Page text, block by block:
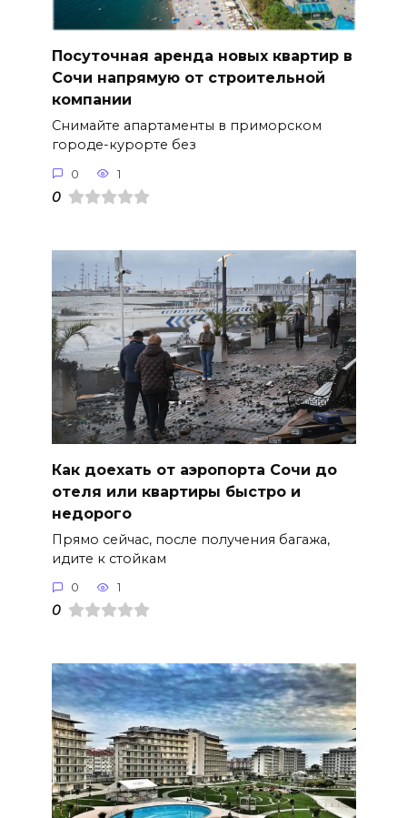
Посуточная аренда новых квартир в
Сочи напрямую от строительной
компании
Снимайте апартаменты в приморском
городе-курорте без
0 1
0
Как доехать от аэропорта Сочи до
отеля или квартиры быстро и
недорого
Прямо сейчас, после получения багажа,
идите к стойкам
0 1
0